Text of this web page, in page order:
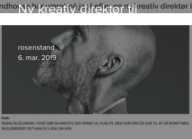
Ny kreativ direktør til
Brandhouse
rosenstand
6. mar. 2019